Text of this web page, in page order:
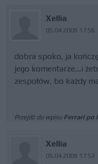
Xellia
05.04.2009 17:56
dobra spoko, ja
jego komentarze....i
zespołów, bo każdy
Przejdź do wpisu Ferrari po
Xellia
05.04.2009 17:52